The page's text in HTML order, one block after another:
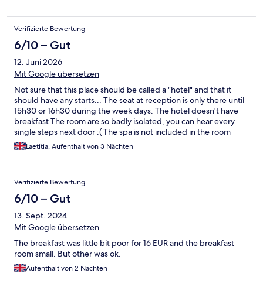
Verifizierte Bewertung
6/10 – Gut
12. Juni 2026
Mit Google übersetzen
Not sure that this place should be called a "hotel" and that it
should have any starts... The seat at reception is only there until
15h30 or 16h30 during the week days. The hotel doesn't have
breakfast The room are so badly isolated, you can hear every
single steps next door :( The spa is not included in the room
price I. case if you were wondering...it's 30 Euros extra to go
and it needs to be booked in advance. You can't just go there at
Laetitia, Aufenthalt von 3 Nächten
Verifizierte Bewertung
6/10 – Gut
13. Sept. 2024
Mit Google übersetzen
The breakfast was little bit poor for 16 EUR and the breakfast
room small. But other was ok.
Aufenthalt von 2 Nächten